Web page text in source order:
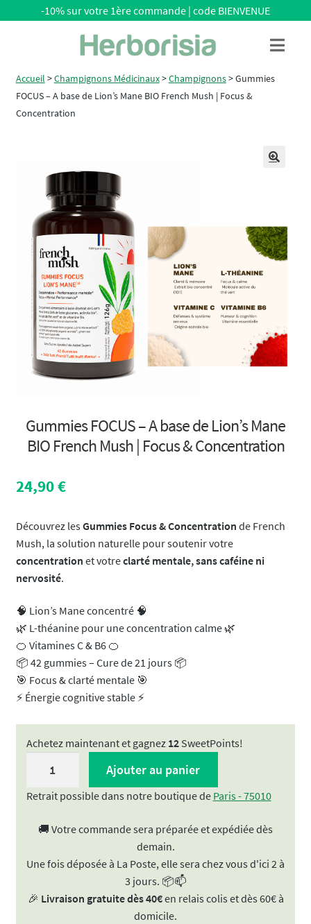
navigation
-10% sur votre 1ère commande | code BIENVENUE
Menu
Accueil >Champignons Médicinaux>Champignons>Gummies
FOCUS – A base de Lion’s Mane BIO French Mush | Focus &
Concentration
Gummies FOCUS – A base de Lion’s Mane
BIO French Mush | Focus & Concentration
24,90€
Découvrez lesGummies Focus & Concentration de French
Mush, la solution naturelle pour soutenir votre
concentration et votreclarté mentale, sans caféine ni
nervosité.
🧠 Lion’s Mane concentré 🧠
🌿 L-théanine pour une concentration calme 🌿
🍊 Vitamines C & B6 🍊
📦 42 gummies – Cure de 21 jours 📦
🎯 Focus & clarté mentale 🎯
⚡ Énergie cognitive stable ⚡
Achetez maintenant et gagnez 12SweetPoints!
Gummies
base
Lion's
Ajouter au panier
Retrait possible dans notre boutique de Paris - 75010
🚚 Votre commande sera préparée et expédiée dès
demain.
Une fois déposée à La Poste, elle sera chez vous d'ici 2 à
3 jours. 📦📫
🎉 Livraison gratuite dès 40€en relais colis et dès 60€ à
domicile.